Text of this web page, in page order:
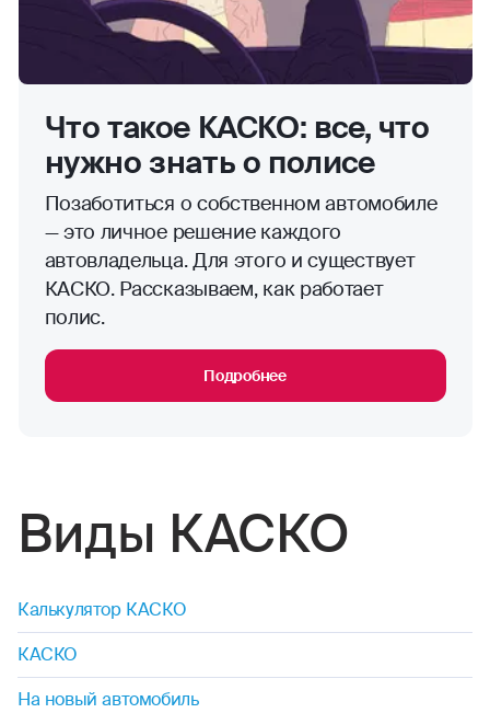
Что такое КАСКО: все, что
нужно знать о полисе
Позаботиться о собственном автомобиле
— это личное решение каждого
автовладельца. Для этого и существует
КАСКО. Рассказываем, как работает
полис.
Подробнее
Виды КАСКО
Калькулятор КАСКО
КАСКО
На новый автомобиль